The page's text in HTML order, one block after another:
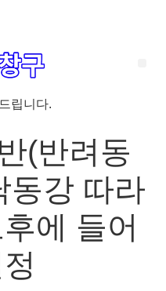
립니다.
(반려동
동강 따라
에 들어